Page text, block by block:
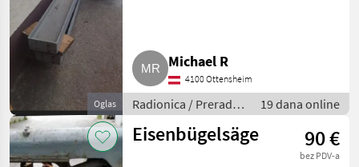
Oglas
Michael R
4100 Ottensheim
Radionica / Prerada
metala
19 dana online
Eisenbügelsäge 90 €
bez PDV-a